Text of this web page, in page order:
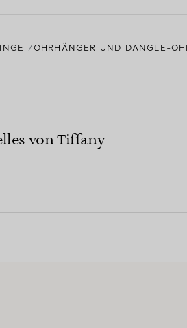
OHRHÄNGER UND DANGLE-
von Tiffany